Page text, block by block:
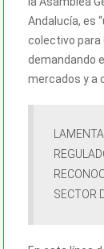
Andalucía, es
colectivo para
demandando
mercados y a
SECTOR